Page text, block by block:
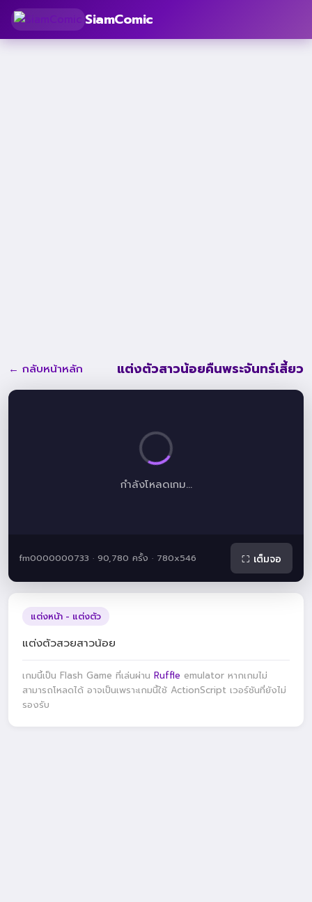
SiamComic
← กลับหน้าหลัก แต่งตัวสาวน้อยคืนพระจันทร์เสี้ยว
กำลังโหลดเกม...
fm0000000733 · 90,780 ครั้ง · 780x546 ⛶ เต็มจอ
แต่งหน้า - แต่งตัว
แต่งตัวสวยสาวน้อย
เกมนี้เป็น Flash Game ที่เล่นผ่าน Ruffle emulator หากเกมไม่
สามารถโหลดได้ อาจเป็นเพราะเกมนี้ใช้ ActionScript เวอร์ชันที่ยังไม่
รองรับ